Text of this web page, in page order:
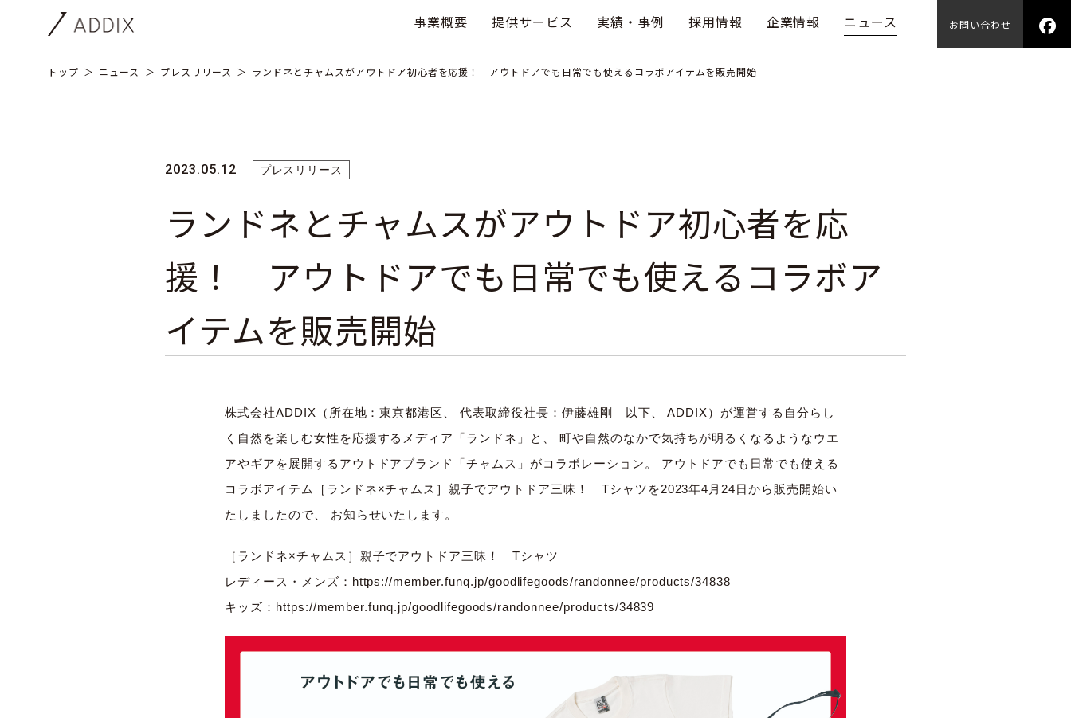
事業概要 提供サービス 実績・事例 採用情報 企業情報 ニュース お問い合わせ
トップ ニュース プレスリリース ランドネとチャムスがアウトドア初心者を応援！ アウトドアでも日常でも使えるコラボアイテムを販売開始
2023.05.12 プレスリリース
ランドネとチャムスがアウトドア初心者を応
援！ アウトドアでも日常でも使えるコラボア
イテムを販売開始
株式会社ADDIX（所在地：東京都港区、 代表取締役社長：伊藤雄剛 以下、 ADDIX）が運営する自分らし
く自然を楽しむ女性を応援するメディア「ランドネ」と、 町や自然のなかで気持ちが明るくなるようなウエ
アやギアを展開するアウトドアブランド「チャムス」がコラボレーション。 アウトドアでも日常でも使える
コラボアイテム［ランドネ×チャムス］親子でアウトドア三昧！ Tシャツを2023年4月24日から販売開始い
たしましたので、 お知らせいたします。
［ランドネ×チャムス］親子でアウトドア三昧！ Tシャツ
レディース・メンズ： https://member.funq.jp/goodlifegoods/randonnee/products/34838
キッズ： https://member.funq.jp/goodlifegoods/randonnee/products/34839